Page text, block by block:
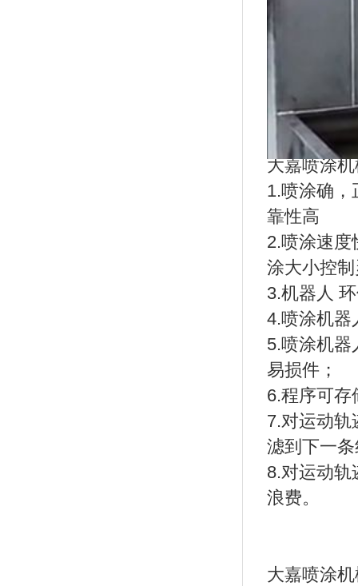
大嘉喷涂
1.喷涂确，
靠性高
2.喷涂速度
涂大小控
3.机器人
4.喷涂机器
5.喷涂机器
易损件；
6.程序可存
7.对运动轨
滤到下一
8.对运动轨
浪费。
大嘉喷涂